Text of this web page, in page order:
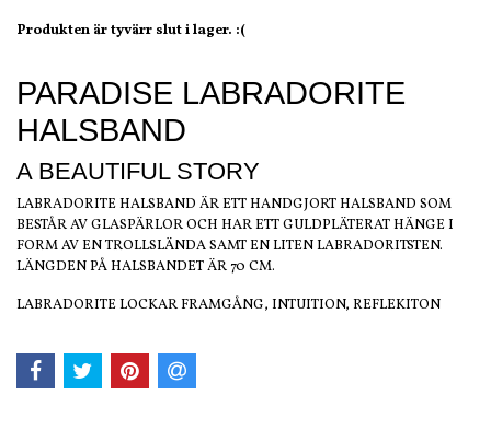
Produkten är tyvärr slut i lager. :(
PARADISE LABRADORITE
HALSBAND
A BEAUTIFUL STORY
LABRADORITE HALSBAND ÄR ETT HANDGJORT HALSBAND SOM
BESTÅR AV GLASPÄRLOR OCH HAR ETT GULDPLÄTERAT HÄNGE I
FORM AV EN TROLLSLÄNDA SAMT EN LITEN LABRADORITSTEN.
LÄNGDEN PÅ HALSBANDET ÄR 70 CM.
LABRADORITE LOCKAR FRAMGÅNG, INTUITION, REFLEKITON